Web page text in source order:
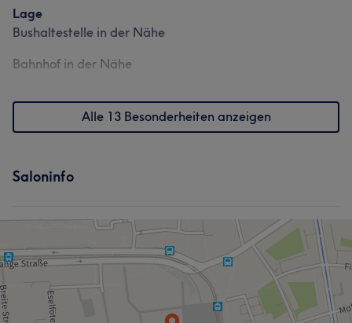
Lage
Bushaltestelle in der Nähe
Bahnhof in der Nähe
Alle 13 Besonderheiten anzeigen
Saloninfo